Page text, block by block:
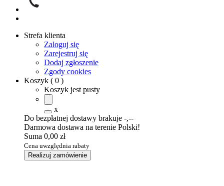
Strefa klienta
Zaloguj się
Zarejestruj się
Dodaj zgłoszenie
Zgody cookies
Koszyk ( 0 )
Koszyk jest pusty
x
Do bezpłatnej dostawy brakuje -,--
Darmowa dostawa na terenie Polski!
Suma 0,00 zł
Cena uwzględnia rabaty
Realizuj zamówienie